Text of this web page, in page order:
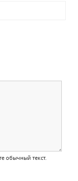
обычный текст.